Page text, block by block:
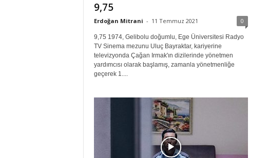
9,75
Erdoğan Mitrani - 11 Temmuz 2021 0
9,75 1974, Gelibolu doğumlu, Ege Üniversitesi Radyo
TV Sinema mezunu Uluç Bayraktar, kariyerine
televizyonda Çağan Irmak'ın dizilerinde yönetmen
yardımcısı olarak başlamış, zamanla yönetmenliğe
geçerek 1....